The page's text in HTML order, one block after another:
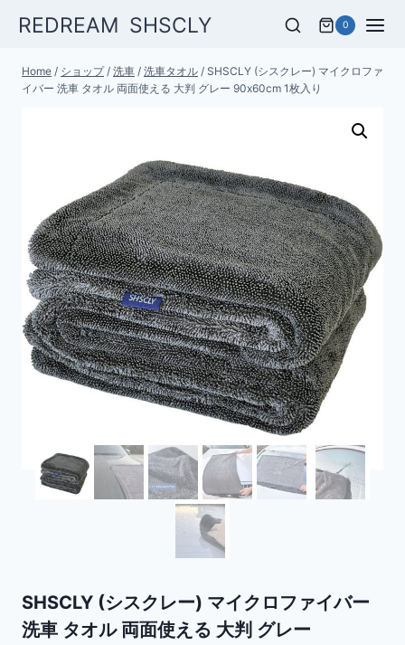
REDREAM SHSCLY 0
Home / ショップ / 洗車 / 洗車タオル / SHSCLY (シスクレー) マイクロファ
イバー 洗車 タオル 両面使える 大判 グレー 90x60cm 1枚入り
SHSCLY (シスクレー) マイクロファイバー
洗車 タオル 両面使える 大判 グレー